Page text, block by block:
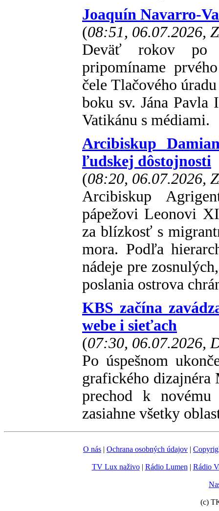
Joaquín Navarro-
(08:51, 06.07.2026,
Deväť rokov po
pripomíname
čele Tlačového
boku sv. Jána
Vatikánu s médiami.
Arcibiskup
ľudskej dôstojnosti
(08:20, 06.07.2026,
Arcibiskup
pápežovi Leonovi
za blízkosť s
mora. Podľa
nádeje pre
poslania ostrova
KBS začína
webe i sieťach
(07:30, 06.07.2026,
Po úspešnom
grafického dizajnéra
prechod k
zasiahne všetky
O nás | Ochrana osobných údajov |
TV Lux naživo| Rádio Lumen | Rádio
(c)